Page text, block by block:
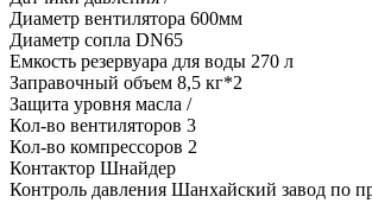
Диаметр вентилятора 600мм
Диаметр сопла DN65
Емкость резервуара для воды 270 л
Заправочный объем 8,5 кг*2
Защита уровня масла /
Кол-во вентиляторов 3
Кол-во компрессоров 2
Контактор Шнайдер
Контроль давления Шанхайский завод по